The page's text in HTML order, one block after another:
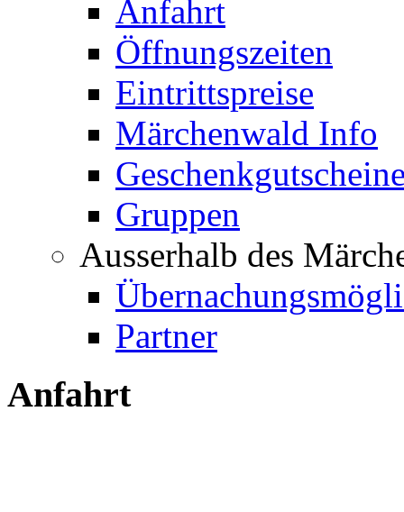
Anfahrt
Öffnungszeiten
Eintrittspreise
Märchenwald Info
Gruppen
Ausserhalb des
Partner
Anfahrt